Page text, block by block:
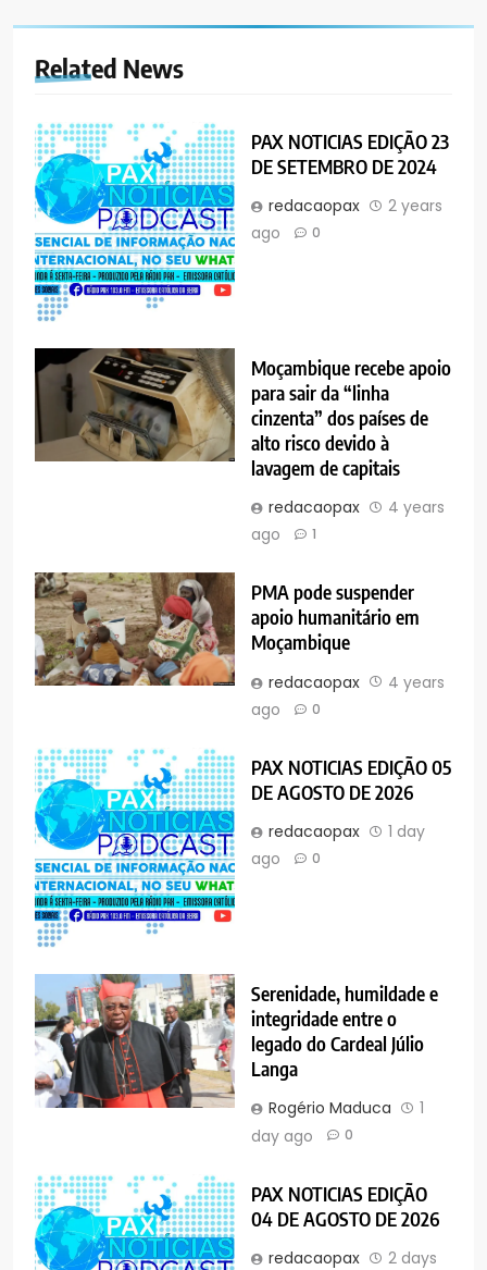
Related News
PAX NOTICIAS EDIÇÃO 23
DE SETEMBRO DE 2024
redacaopax
2 years
ago
0
Moçambique recebe apoio
para sair da “linha
cinzenta” dos países de
alto risco devido à
lavagem de capitais
redacaopax
4 years
ago
1
PMA pode suspender
apoio humanitário em
Moçambique
redacaopax
4 years
ago
0
PAX NOTICIAS EDIÇÃO 05
DE AGOSTO DE 2026
redacaopax
1 day
ago
0
Serenidade, humildade e
integridade entre o
legado do Cardeal Júlio
Langa
Rogério Maduca
1
day ago
0
PAX NOTICIAS EDIÇÃO
04 DE AGOSTO DE 2026
redacaopax
2 days